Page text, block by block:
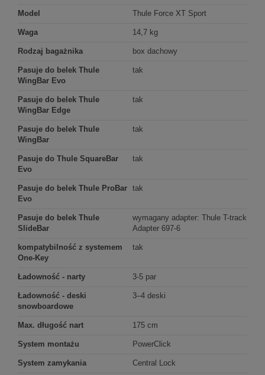
Model Thule Force XT Sport
Waga 14,7 kg
Rodzaj bagażnika box dachowy
Pasuje do belek Thule
WingBar Evo
tak
Pasuje do belek Thule
WingBar Edge
tak
Pasuje do belek Thule
WingBar
tak
Pasuje do Thule SquareBar
Evo
tak
Pasuje do belek Thule ProBar
Evo
tak
Pasuje do belek Thule
SlideBar
wymagany adapter: Thule T-track
Adapter 697-6
kompatybilność z systemem
One-Key
tak
Ładowność - narty 3-5 par
Ładowność - deski
snowboardowe
3–4 deski
Max. długość nart 175 cm
System montażu PowerClick
System zamykania Central Lock